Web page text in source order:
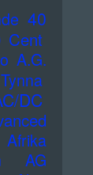
40
Cent
A.G.
DC
Afrika
AG